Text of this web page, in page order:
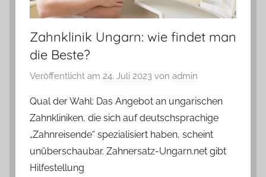
Zahnklinik Ungarn: wie findet man
die Beste?
Veröffentlicht am 24. Juli 2023 von admin
Qual der Wahl: Das Angebot an ungarischen
Zahnkliniken, die sich auf deutschsprachige
„Zahnreisende“ spezialisiert haben, scheint
unüberschaubar. Zahnersatz-Ungarn.net gibt
Hilfestellung